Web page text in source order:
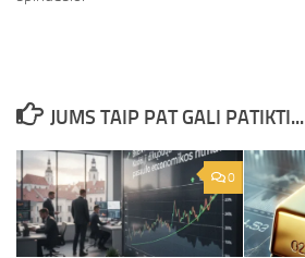
JUMS TAIP PAT GALI PATIKTI...
0